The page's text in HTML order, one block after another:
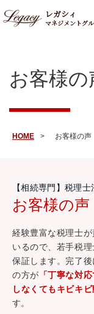
レガシィ
マネジメントグ
お客様の
HOME お客様の声
【相続専門】税理
お客様の声
経験豊富な税理士
いるので、若手税
保証します。完了
の方が 「丁寧な対
しなくてもキビキビ
す。